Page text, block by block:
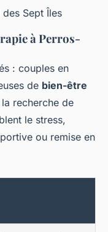
des Sept Îles
à Perros-
: couples en
de bien-être
recherche de
le stress,
ou remise en